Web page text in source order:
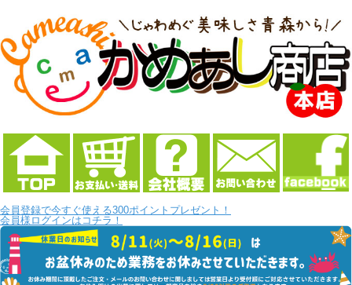
会員登録で今すぐ使える300ポイントプレゼント！
会員様ログインはコチラ！